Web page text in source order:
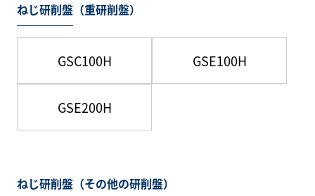
ねじ研削盤（重研削盤）
GSC100H GSE100H
GSE200H
ねじ研削盤（その他の研削盤）